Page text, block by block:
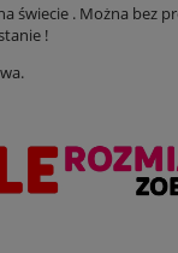
świecie . Można bez
!